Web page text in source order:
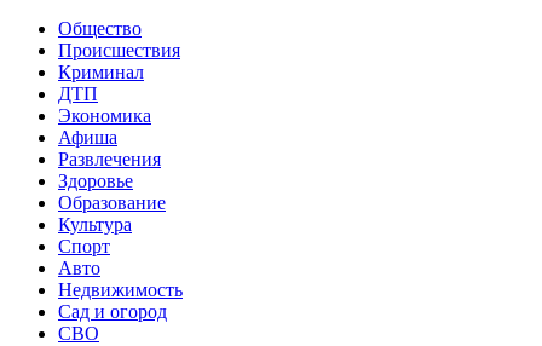
Общество
Происшествия
Криминал
ДТП
Экономика
Афиша
Развлечения
Здоровье
Образование
Культура
Спорт
Авто
Недвижимость
Сад и огород
СВО